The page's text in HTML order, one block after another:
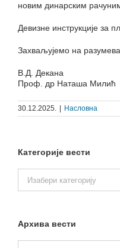
новим динарским
Девизне инструкције за
Захваљујемо на
В.Д. Декана
Проф. др Наташа Милић
30.12.2025. Насловна
Категорије вести
вести
Архива вести